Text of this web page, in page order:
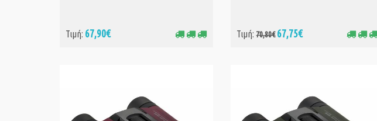
Τιμή: 67,90€ Τιμή:70,80€ 67,75€